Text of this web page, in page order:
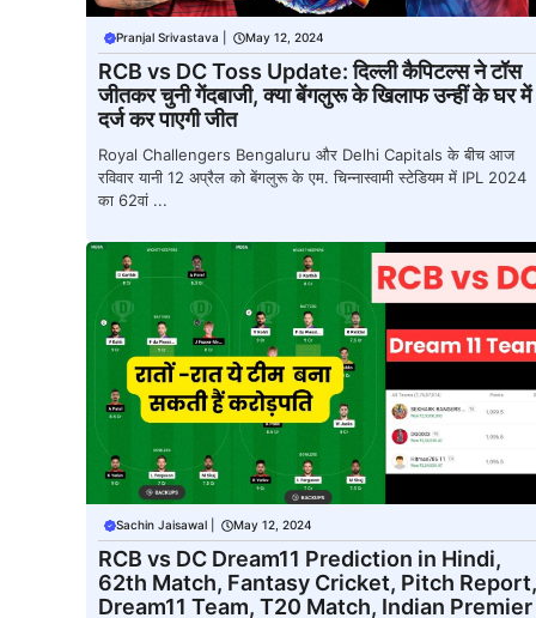
Pranjal Srivastava May 12, 2024
RCB vs DC Toss Update: दिल्ली कैपिटल्स ने टॉस
जीतकर चुनी गेंदबाजी, क्या बेंगलुरू के खिलाफ उन्हीं के घर में
दर्ज कर पाएगी जीत
Royal Challengers Bengaluru और Delhi Capitals के बीच आज
रविवार यानी 12 अप्रैल को बेंगलुरू के एम. चिन्नास्वामी स्टेडियम में IPL 2024
का 62वां ...
Sachin Jaisawal May 12, 2024
RCB vs DC Dream11 Prediction in Hindi,
62th Match, Fantasy Cricket, Pitch Report,
Dream11 Team, T20 Match, Indian Premier